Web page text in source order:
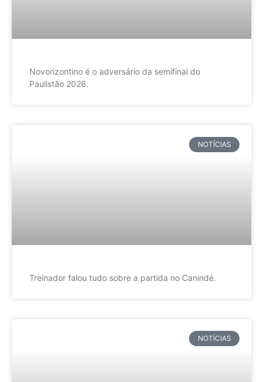
Novorizontino é o adversário da semifinal do
Paulistão 2026.
NOTÍCIAS
Treinador falou tudo sobre a partida no Canindé.
NOTÍCIAS